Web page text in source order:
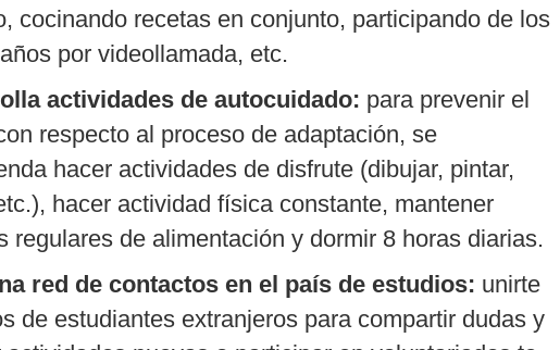
cocinando recetas en conjunto, participando de los
por videollamada, etc.
actividades de autocuidado: para prevenir el
respecto al proceso de adaptación, se
hacer actividades de disfrute (dibujar, pintar,
hacer actividad física constante, mantener
regulares de alimentación y dormir 8 horas diarias.
red de contactos en el país de estudios: unirte
de estudiantes extranjeros para compartir dudas y